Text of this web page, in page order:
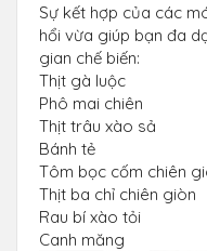
Sự kết hợp của các
hổi vừa giúp bạn đa
gian chế biến:
Thịt gà luộc
Phô mai chiên
Thịt trâu xào sả
Bánh tẻ
Tôm bọc cốm chiên
Thịt ba chỉ chiên giòn
Rau bí xào tỏi
Canh măng